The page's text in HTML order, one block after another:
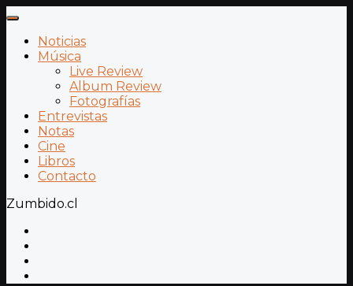
Noticias
Música
Live Review
Album Review
Fotografías
Entrevistas
Notas
Cine
Libros
Contacto
Zumbido.cl